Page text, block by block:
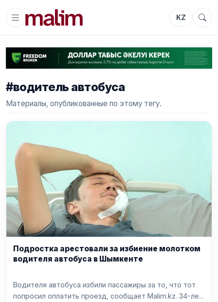
KZ
#водитель автобуса
Материалы, опубликованные по этому тегу.
Подростка арестовали за избиение молотком
водителя автобуса в Шымкенте
Водителя автобуса избили пассажиры за то, что тот
попросил оплатить проезд, сообщает Malim.kz. 34-ле...